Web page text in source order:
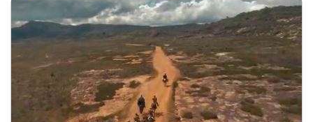
Opens in new window